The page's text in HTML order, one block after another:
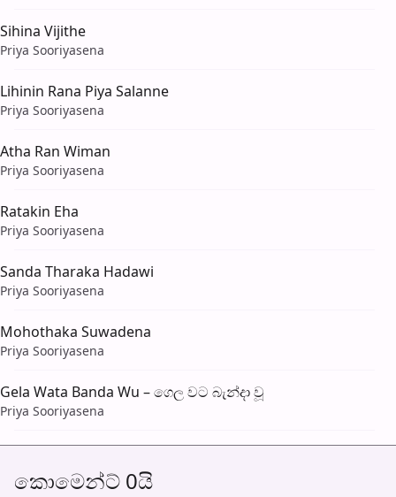
Sihina Vijithe
Priya Sooriyasena
Lihinin Rana Piya Salanne
Priya Sooriyasena
Atha Ran Wiman
Priya Sooriyasena
Ratakin Eha
Priya Sooriyasena
Sanda Tharaka Hadawi
Priya Sooriyasena
Mohothaka Suwadena
Priya Sooriyasena
Gela Wata Banda Wu – ගෙල වට බැන්දා වූ
Priya Sooriyasena
කොමෙන්ට් 0යි